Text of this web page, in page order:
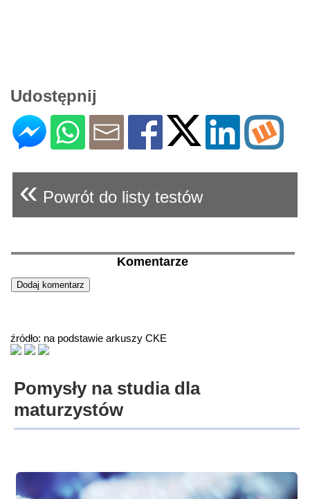
Udostępnij
« Powrót do listy testów
Komentarze
źródło: na podstawie arkuszy CKE
Pomysły na studia dla
maturzystów